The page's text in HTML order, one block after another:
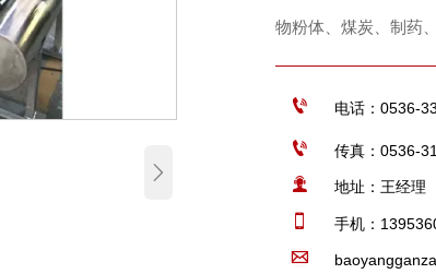

物粉体、煤炭、制药
 电话：0536-
 传真：0536-
 地址：王经理
 手机：
